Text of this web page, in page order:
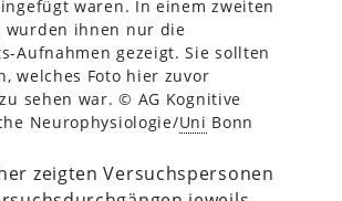
waren. In einem zweiten
wurden ihnen nur die
Aufnahmen gezeigt. Sie sollten
welches Foto hier zuvor
sehen war. © AG Kognitive
Neurophysiologie/Uni Bonn
zeigten Versuchspersonen